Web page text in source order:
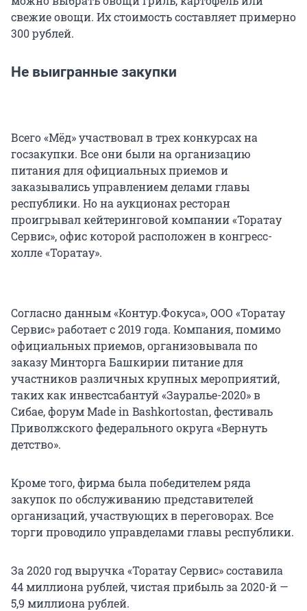
свежие овощи. Их стоимость составляет примерно
300 рублей.
Не выигранные закупки
Всего «Мёд» участвовал в трех конкурсах на
госзакупки. Все они были на организацию
питания для официальных приемов и
заказывались управлением делами главы
республики. Но на аукционах ресторан
проигрывал кейтеринговой компании «Торатау
Сервис», офис которой расположен в конгресс-
холле «Торатау».
Согласно данным «Контур.Фокуса», ООО «Торатау
Сервис» работает с 2019 года. Компания, помимо
официальных приемов, организовывала по
заказу Минторга Башкирии питание для
участников различных крупных мероприятий,
таких как инвестсабантуй «Зауралье-2020» в
Сибае, форум Made in Bashkortostan, фестиваль
Приволжского федерального округа «Вернуть
детство».
Кроме того, фирма была победителем ряда
закупок по обслуживанию представителей
организаций, участвующих в переговорах. Все
торги проводило управделами главы республики.
За 2020 год выручка «Торатау Сервис» составила
44 миллиона рублей, чистая прибыль за 2020-й —
5,9 миллиона рублей.